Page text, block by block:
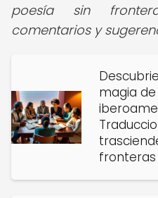
poesía sin
comentarios y
magia
fronteras